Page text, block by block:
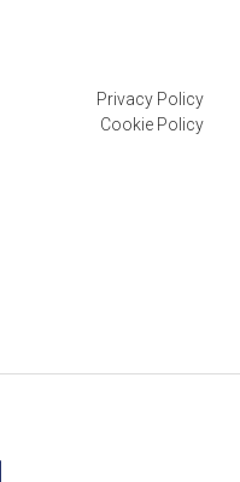
Privacy Policy
Cookie Policy